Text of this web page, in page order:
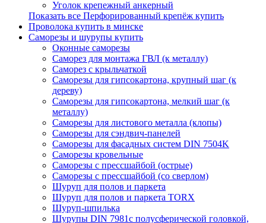
Уголок крепежный анкерный
Показать все Перфорированный крепёж купить
Проволока купить в минске
Саморезы и шурупы купить
Оконные саморезы
Саморез для монтажа ГВЛ (к металлу)
Саморез с крыльчаткой
Саморезы для гипсокартона, крупный шаг (к
дереву)
Саморезы для гипсокартона, мелкий шаг (к
металлу)
Саморезы для листового металла (клопы)
Саморезы для сэндвич-панелей
Саморезы для фасадных систем DIN 7504K
Саморезы кровельные
Саморезы с прессшайбой (острые)
Саморезы с прессшайбой (со сверлом)
Шуруп для полов и паркета
Шуруп для полов и паркета TORX
Шуруп-шпилька
Шурупы DIN 7981с полусферической головкой,